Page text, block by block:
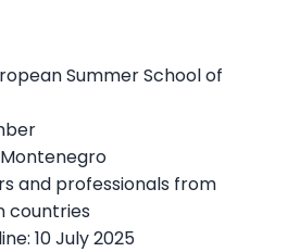
Summer School of
Montenegro
and professionals from
countries
10 July 2025